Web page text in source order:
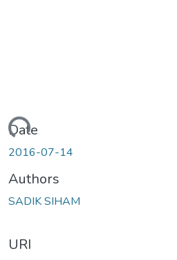
Loading...
Date
2016-07-14
Authors
SADIK SIHAM
URI